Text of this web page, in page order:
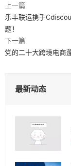
上一篇
乐丰联运携手
题！
下一篇
党的二十大跨境电商
最新动态